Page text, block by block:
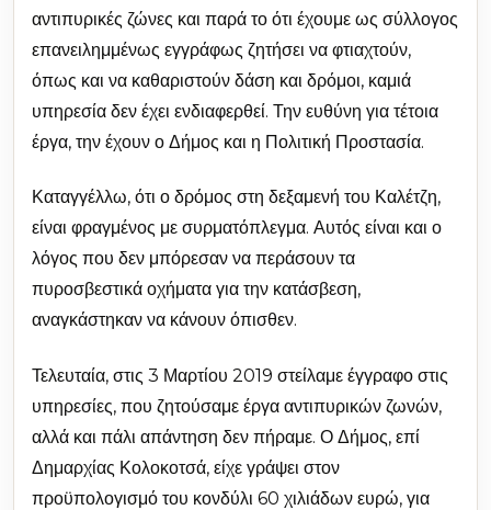
αντιπυρικές ζώνες και παρά το ότι έχουμε ως σύλλογος
επανειλημμένως εγγράφως ζητήσει να φτιαχτούν,
όπως και να καθαριστούν δάση και δρόμοι, καμιά
υπηρεσία δεν έχει ενδιαφερθεί. Την ευθύνη για τέτοια
έργα, την έχουν ο Δήμος και η Πολιτική Προστασία.
Καταγγέλλω, ότι ο δρόμος στη δεξαμενή του Καλέτζη,
είναι φραγμένος με συρματόπλεγμα. Αυτός είναι και ο
λόγος που δεν μπόρεσαν να περάσουν τα
πυροσβεστικά οχήματα για την κατάσβεση,
αναγκάστηκαν να κάνουν όπισθεν.
Τελευταία, στις 3 Μαρτίου 2019 στείλαμε έγγραφο στις
υπηρεσίες, που ζητούσαμε έργα αντιπυρικών ζωνών,
αλλά και πάλι απάντηση δεν πήραμε. Ο Δήμος, επί
Δημαρχίας Κολοκοτσά, είχε γράψει στον
προϋπολογισμό του κονδύλι 60 χιλιάδων ευρώ, για